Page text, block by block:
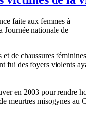
faite aux femmes à
Journée nationale de
de chaussures
fui des foyers violents
en 2003 pour rendre
meurtres misogynes au